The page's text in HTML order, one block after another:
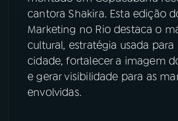
07ÚLTIMAS
08FESTIVAL DE MÚSICA
ACOMPANHE A RÁDIO NACIONAL
cantora Shakira. Esta edição
Marketing no Rio destaca o
cultural, estratégia usada
cidade, fortalecer a imagem
e gerar visibilidade para as
envolvidas.